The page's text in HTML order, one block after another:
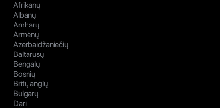
Afrikanų
Albanų
Amharų
Armėnų
Azerbaidžaniečių
Baltarusų
Bengalų
Bosnių
Britų anglų
Bulgarų
Dari